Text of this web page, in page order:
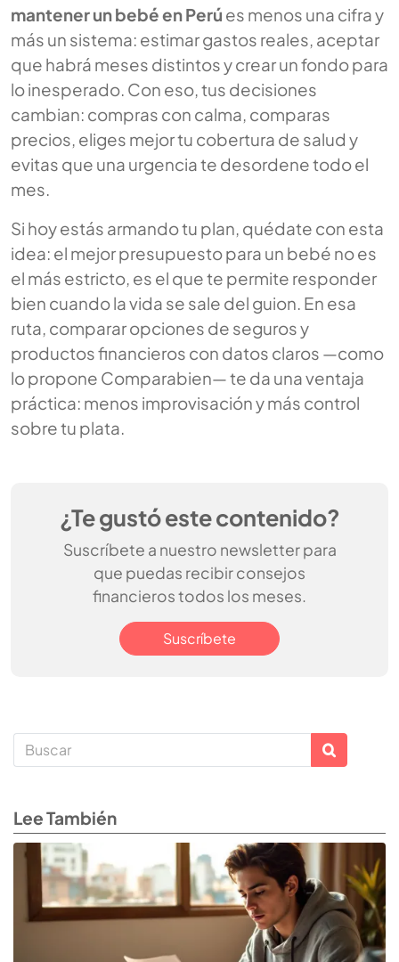
mantener un bebé en Perú es menos una cifra y
más un sistema: estimar gastos reales, aceptar
que habrá meses distintos y crear un fondo para
lo inesperado. Con eso, tus decisiones
cambian: compras con calma, comparas
precios, eliges mejor tu cobertura de salud y
evitas que una urgencia te desordene todo el
mes.
Si hoy estás armando tu plan, quédate con esta
idea: el mejor presupuesto para un bebé no es
el más estricto, es el que te permite responder
bien cuando la vida se sale del guion. En esa
ruta, comparar opciones de seguros y
productos financieros con datos claros —como
lo propone Comparabien— te da una ventaja
práctica: menos improvisación y más control
sobre tu plata.
¿Te gustó este contenido?
Suscríbete a nuestro newsletter para
que puedas recibir consejos
financieros todos los meses.
Suscríbete
Lee También